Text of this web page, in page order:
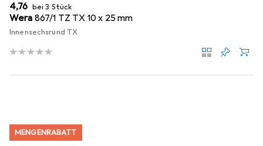
EUR
4,76 bei 3 Stück
Wera 867/1 TZ TX 10 x 25 mm
Innensechsrund TX
MENGENRABATT